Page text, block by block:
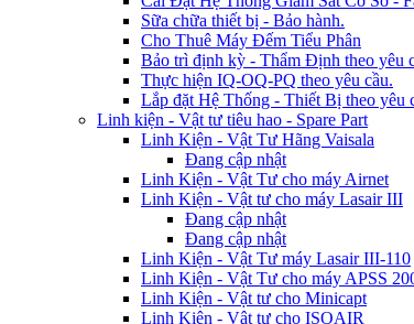
Sữa chữa thiết bị - Bảo hành.
Cho Thuê Máy Đếm Tiểu Phân
Bảo trì định kỳ - Thẩm Định theo yêu
Thực hiện IQ-OQ-PQ theo yêu cầu.
Lắp đặt Hệ Thống - Thiết Bị theo yêu
Linh kiện - Vật tư tiêu hao - Spare Part
Linh Kiện - Vật Tư Hãng Vaisala
Đang cập nhật
Linh Kiện - Vật Tư cho máy Airnet
Linh Kiện - Vật tư cho máy Lasair III
Đang cập nhật
Đang cập nhật
Linh Kiện - Vật Tư máy Lasair III-110
Linh Kiện - Vật Tư cho máy APSS
Linh Kiện - Vật tư cho Minicapt
Linh Kiện - Vật tư cho ISOAIR